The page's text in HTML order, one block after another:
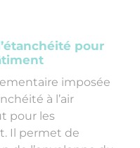
pour
imposée
à l’air
pour les
Il permet de